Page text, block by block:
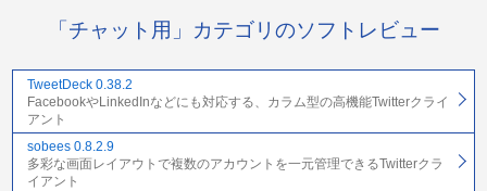
「チャット用」カテゴリのソフトレビュー
TweetDeck 0.38.2
FacebookやLinkedInなどにも対応する、カラム型の高機能Twitterクライ
アント
sobees 0.8.2.9
多彩な画面レイアウトで複数のアカウントを一元管理できるTwitterクラ
イアント